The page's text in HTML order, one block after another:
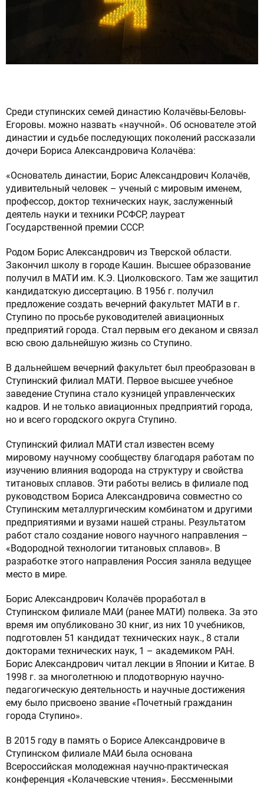
Среди ступинских семей династию Колачёвы-Беловы-
Егоровы. можно назвать «научной». Об основателе этой
династии и судьбе последующих поколений рассказали
дочери Бориса Александровича Колачёва:
«Основатель династии, Борис Александрович Колачёв,
удивительный человек – ученый с мировым именем,
профессор, доктор технических наук, заслуженный
деятель науки и техники РСФСР, лауреат
Государственной премии СССР.
Родом Борис Александрович из Тверской области.
Закончил школу в городе Кашин. Высшее образование
получил в МАТИ им. К.Э. Циолковского. Там же защитил
кандидатскую диссертацию. В 1956 г. получил
предложение создать вечерний факультет МАТИ в г.
Ступино по просьбе руководителей авиационных
предприятий города. Стал первым его деканом и связал
всю свою дальнейшую жизнь со Ступино.
В дальнейшем вечерний факультет был преобразован в
Ступинский филиал МАТИ. Первое высшее учебное
заведение Ступина стало кузницей управленческих
кадров. И не только авиационных предприятий города,
но и всего городского округа Ступино.
Ступинский филиал МАТИ стал известен всему
мировому научному сообществу благодаря работам по
изучению влияния водорода на структуру и свойства
титановых сплавов. Эти работы велись в филиале под
руководством Бориса Александровича совместно со
Ступинским металлургическим комбинатом и другими
предприятиями и вузами нашей страны. Результатом
работ стало создание нового научного направления –
«Водородной технологии титановых сплавов». В
разработке этого направления Россия заняла ведущее
место в мире.
Борис Александрович Колачёв проработал в
Ступинском филиале МАИ (ранее МАТИ) полвека. За это
время им опубликовано 30 книг, из них 10 учебников,
подготовлен 51 кандидат технических наук., 8 стали
докторами технических наук, 1 – академиком РАН.
Борис Александрович читал лекции в Японии и Китае. В
1998 г. за многолетнюю и плодотворную научно-
педагогическую деятельность и научные достижения
ему было присвоено звание «Почетный гражданин
города Ступино».
B 2015 году в память о Борисе Александровиче в
Ступинском филиале МАИ была основана
Всероссийская молодежная научно-практическая
конференция «Колачевские чтения». Бессменными